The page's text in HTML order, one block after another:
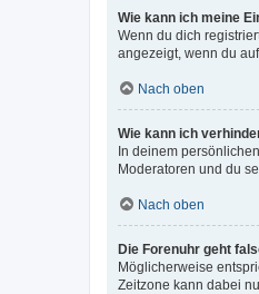
Wie kann ich meine
Wenn du dich
angezeigt, wenn du
Nach oben
Wie kann ich
In deinem
Moderatoren und du
Nach oben
Die Forenuhr geht
Möglicherweise
Zeitzone kann dabei